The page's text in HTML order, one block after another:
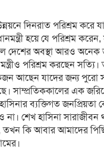
দিনরাত পরিশ্রম করে
হয়ে যে পরিশ্রম করেন,
দেশের অবস্থা আরও অনেক
মন্ত্রীও পরিশ্রম করছেন
আছেন যাদের জন্য পুরো
সাম্প্রতিককালের এক
ব্যক্তিগত জনপ্রিয়তা
শেখ হাসিনা সারাজীবন
কি আবার আমাদের